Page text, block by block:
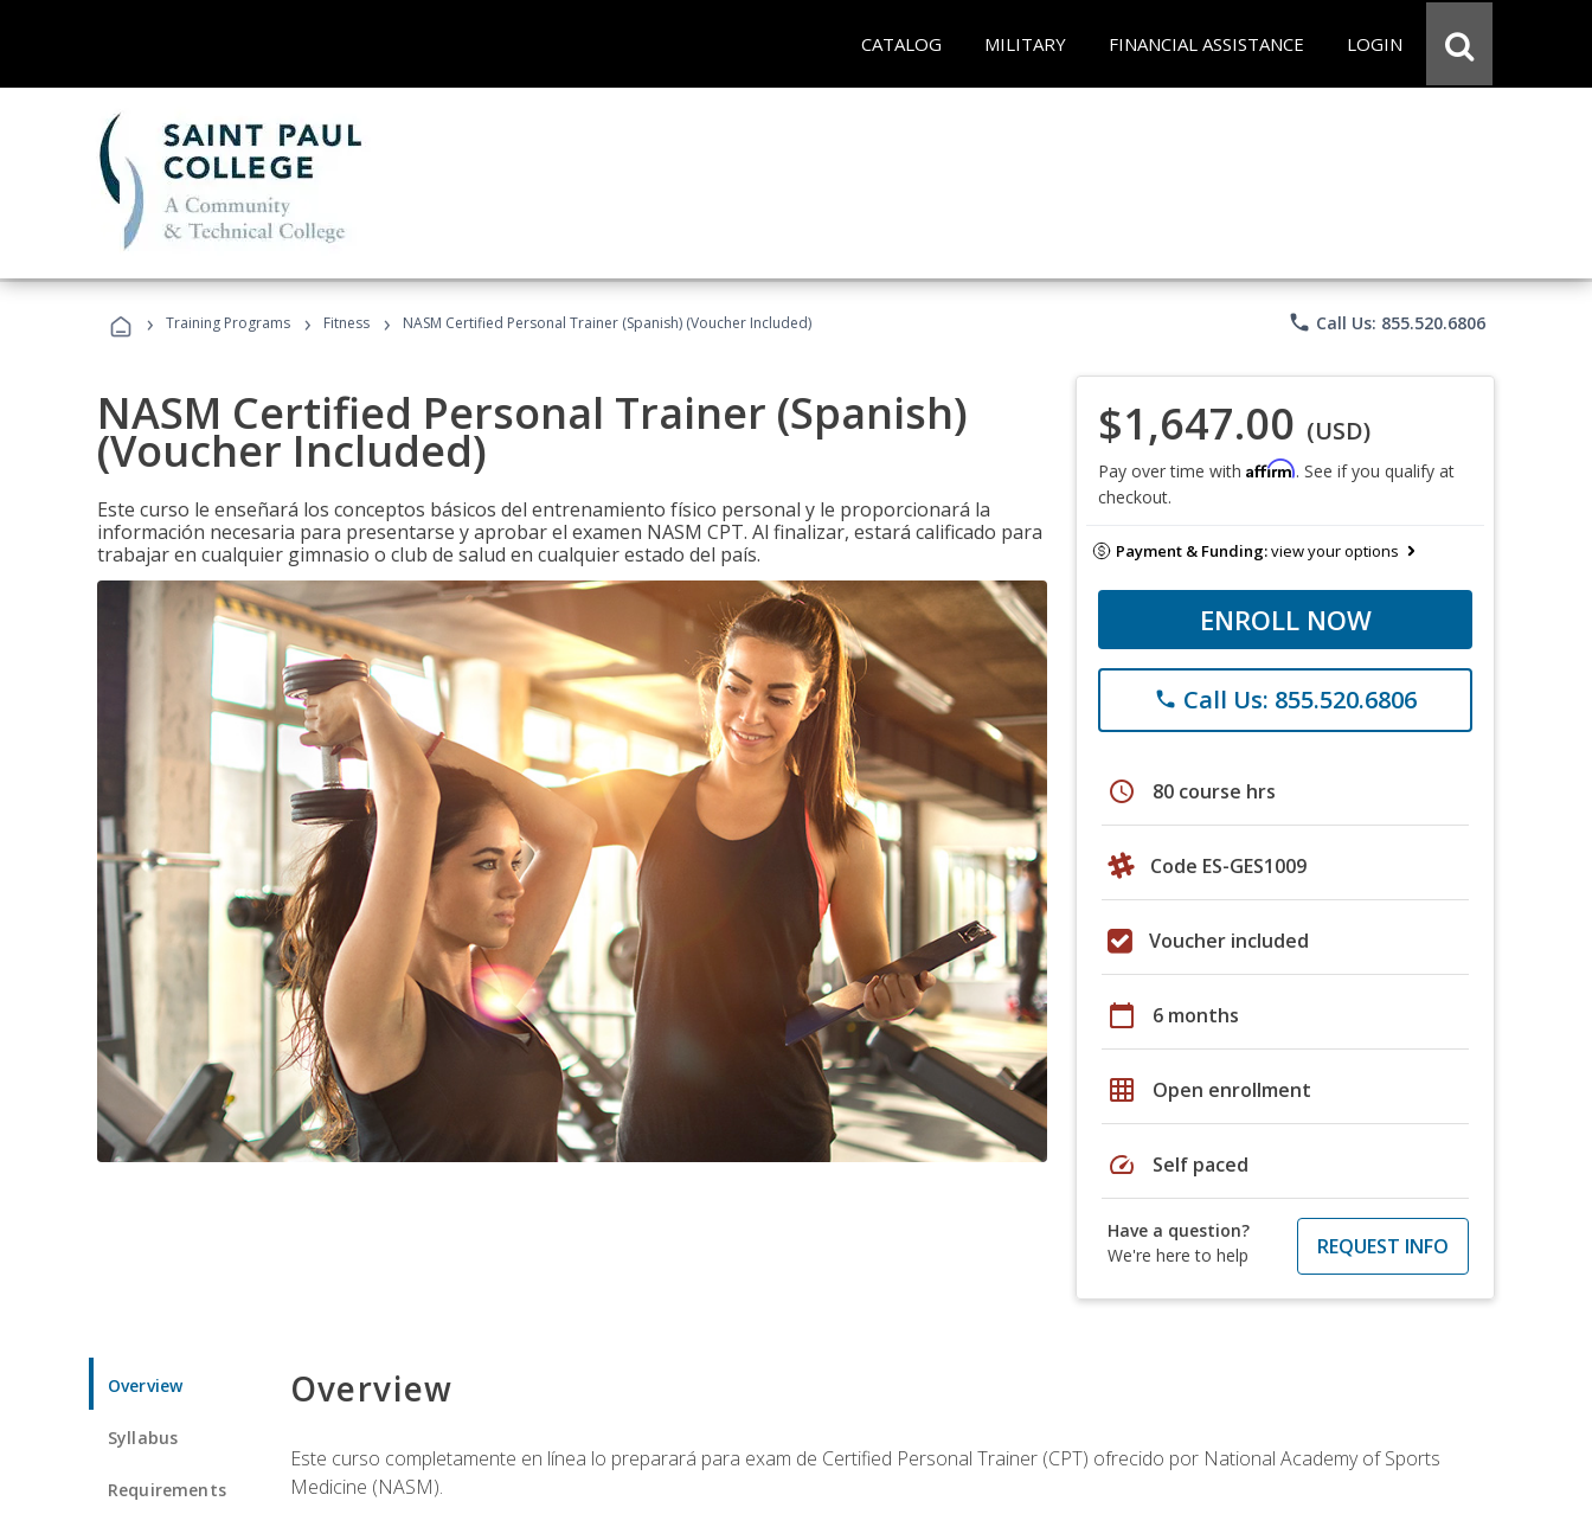
CATALOG MILITARY FINANCIAL ASSISTANCE LOGIN
› Training Programs › Fitness › NASM Certified Personal Trainer (Spanish) (Voucher Included) phone Call Us: 855.520.6806
NASM Certified Personal Trainer (Spanish)
(Voucher Included)
Este curso le enseñará los conceptos básicos del entrenamiento físico personal y le proporcionará la
información necesaria para presentarse y aprobar el examen NASM CPT. Al finalizar, estará calificado para
trabajar en cualquier gimnasio o club de salud en cualquier estado del país.
$1,647.00 (USD)
Pay over time with Affirm. See if you qualify at
checkout.
Payment & Funding:view your options
ENROLL NOW
phone Call Us: 855.520.6806
schedule 80 course hrs
Code ES-GES1009
Voucher included
calendar_today 6 months
grid_on Open enrollment
speed Self paced
Have a question?
We're here to help
REQUEST INFO
Overview
Syllabus
Requirements
Overview
Este curso completamente en línea lo preparará para exam de Certified Personal Trainer (CPT) ofrecido por National Academy of Sports
Medicine (NASM).